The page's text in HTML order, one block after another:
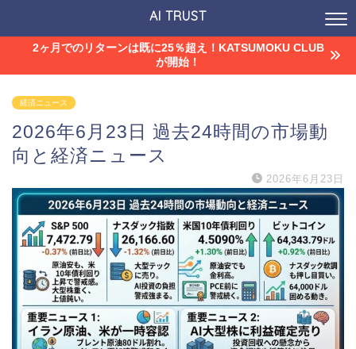
AI TRUST
2ヶ月でのリターンは既に25％超え！KATSUMOKU CLUB
が開始！
経済ニュース
2026年6月23日 過去24時間の市場動
向と経済ニュース
2026年6月23日